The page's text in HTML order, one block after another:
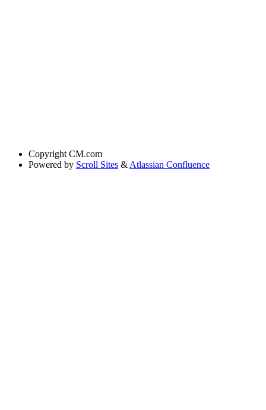
Copyright CM.com
Powered by Scroll Sites & Atlassian Confluence